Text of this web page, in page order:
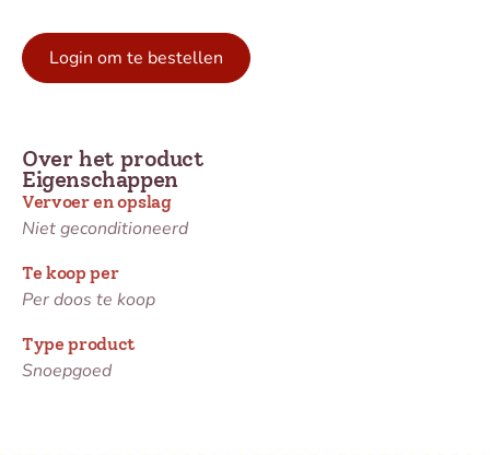
Login om te bestellen
Eigenschappen
Vervoer en opslag
Niet geconditioneerd
Te koop per
Per doos te koop
Type product
Snoepgoed
Over het product